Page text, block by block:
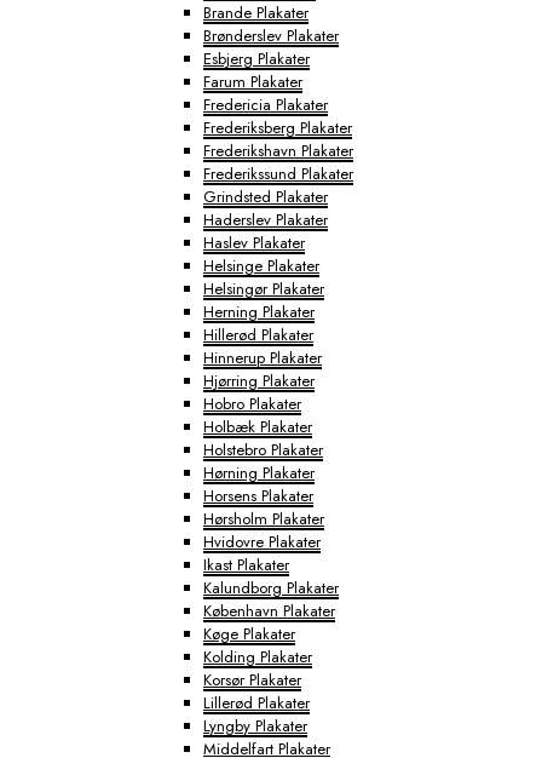
Brande Plakater
Brønderslev Plakater
Esbjerg Plakater
Farum Plakater
Fredericia Plakater
Frederiksberg Plakater
Frederikshavn Plakater
Frederikssund Plakater
Grindsted Plakater
Haderslev Plakater
Haslev Plakater
Helsinge Plakater
Helsingør Plakater
Herning Plakater
Hillerød Plakater
Hinnerup Plakater
Hjørring Plakater
Hobro Plakater
Holbæk Plakater
Holstebro Plakater
Hørning Plakater
Horsens Plakater
Hørsholm Plakater
Hvidovre Plakater
Ikast Plakater
Kalundborg Plakater
København Plakater
Køge Plakater
Kolding Plakater
Korsør Plakater
Lillerød Plakater
Lyngby Plakater
Middelfart Plakater